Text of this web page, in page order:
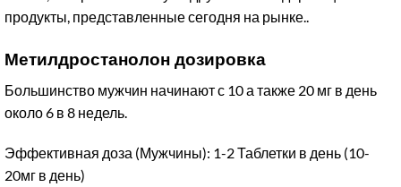
продукты, представленные сегодня на рынке..
Метилдростанолон дозировка
Большинство мужчин начинают с 10 а также 20 мг в день
около 6 в 8 недель.
Эффективная доза (Мужчины): 1-2 Таблетки в день (10-
20мг в день)